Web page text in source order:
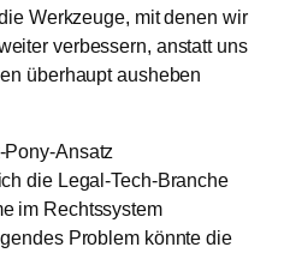
Werkzeuge, mit denen wir
verbessern, anstatt uns
überhaupt ausheben
Ansatz
die Legal-Tech-Branche
im Rechtssystem
Problem könnte die